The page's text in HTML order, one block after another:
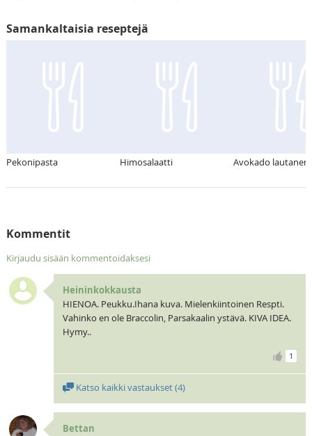
Samankaltaisia reseptejä
Pekonipasta Himosalaatti Avokado lautanen
Kommentit
Kirjaudu sisään kommentoidaksesi
Heininkokkausta
HIENOA. Peukku.Ihana kuva. Mielenkiintoinen Respti.
Vahinko en ole Braccolin, Parsakaalin ystävä. KIVA IDEA.
Hymy..
1
Katso kaikki vastaukset (4)
Bettan